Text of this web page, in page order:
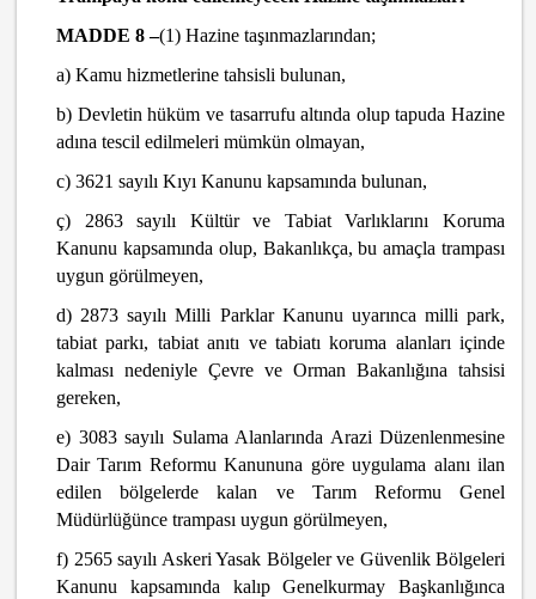
MADDE 8 –(1) Hazine taşınmazlarından;
a) Kamu hizmetlerine tahsisli bulunan,
b) Devletin hüküm ve tasarrufu altında olup tapuda Hazine
adına tescil edilmeleri mümkün olmayan,
c) 3621 sayılı Kıyı Kanunu kapsamında bulunan,
ç) 2863 sayılı Kültür ve Tabiat Varlıklarını Koruma
Kanunu kapsamında olup, Bakanlıkça, bu amaçla trampası
uygun görülmeyen,
d) 2873 sayılı Milli Parklar Kanunu uyarınca milli park,
tabiat parkı, tabiat anıtı ve tabiatı koruma alanları içinde
kalması nedeniyle Çevre ve Orman Bakanlığına tahsisi
gereken,
e) 3083 sayılı Sulama Alanlarında Arazi Düzenlenmesine
Dair Tarım Reformu Kanununa göre uygulama alanı ilan
edilen bölgelerde kalan ve Tarım Reformu Genel
Müdürlüğünce trampası uygun görülmeyen,
f) 2565 sayılı Askeri Yasak Bölgeler ve Güvenlik Bölgeleri
Kanunu kapsamında kalıp Genelkurmay Başkanlığınca